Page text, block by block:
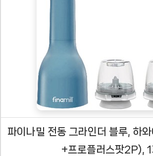
파이나밀 전동 그라인더 블루, 하
+프로플러스팟2P), 1